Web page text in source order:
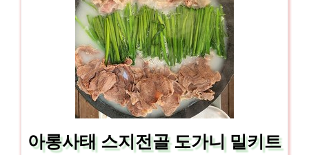
아롱사태 스지전골 도가니 밀키트